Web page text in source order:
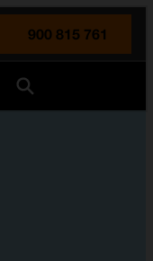
900 815 761